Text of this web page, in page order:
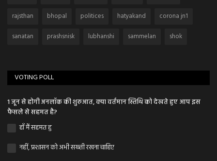
rajsthan
bhopal politices hatyakand
corona jn1
sanatan
prashsnisk lubhanshi sammelan shok
VOTING POLL
1 जून से होगी अनलॉक की शुरुआत, क्या वर्तमान स्तिथि को देखते हुए आप इस
फैसले से सहमत है?
हाँ मैं सहमत हु
नहीं, प्रशासन को अभी सख्ती रखना चाहिए